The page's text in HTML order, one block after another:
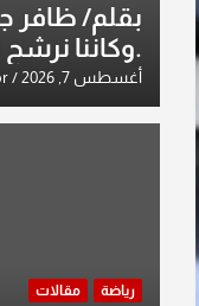
بقلم/ ظافر
.وكاننا نرشح
من
العظيم
أغسطس 7, 2026
رياضة مقالات